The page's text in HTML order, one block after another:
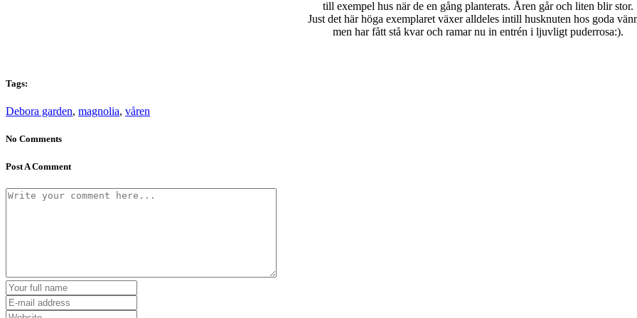
till exempel hus när de en gång planterats. Åren går och liten blir stor.
Just det här höga exemplaret växer alldeles intill husknuten hos goda
men har fått stå kvar och ramar nu in entrén i ljuvligt puderrosa:).
Tags:
Debora garden, magnolia, våren
No Comments
Post A Comment